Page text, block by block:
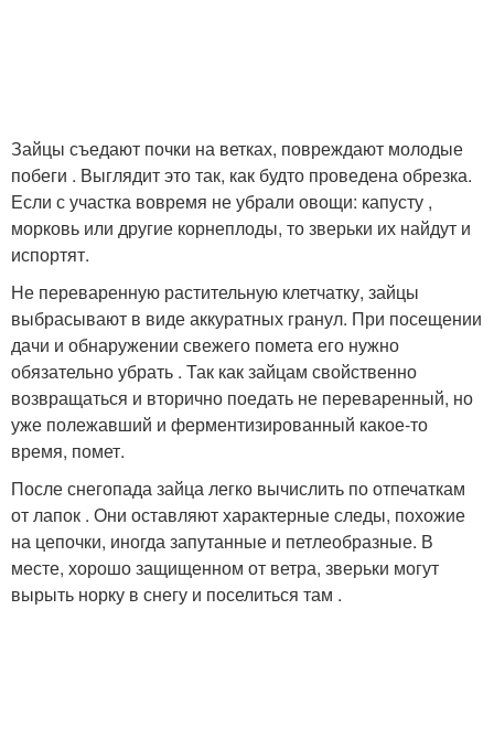
Зайцы съедают почки на ветках, повреждают молодые
побеги . Выглядит это так, как будто проведена обрезка.
Если с участка вовремя не убрали овощи: капусту ,
морковь или другие корнеплоды, то зверьки их найдут и
испортят.
Не переваренную растительную клетчатку, зайцы
выбрасывают в виде аккуратных гранул. При посещении
дачи и обнаружении свежего помета его нужно
обязательно убрать . Так как зайцам свойственно
возвращаться и вторично поедать не переваренный, но
уже полежавший и ферментизированный какое-то
время, помет.
После снегопада зайца легко вычислить по отпечаткам
от лапок . Они оставляют характерные следы, похожие
на цепочки, иногда запутанные и петлеобразные. В
месте, хорошо защищенном от ветра, зверьки могут
вырыть норку в снегу и поселиться там .